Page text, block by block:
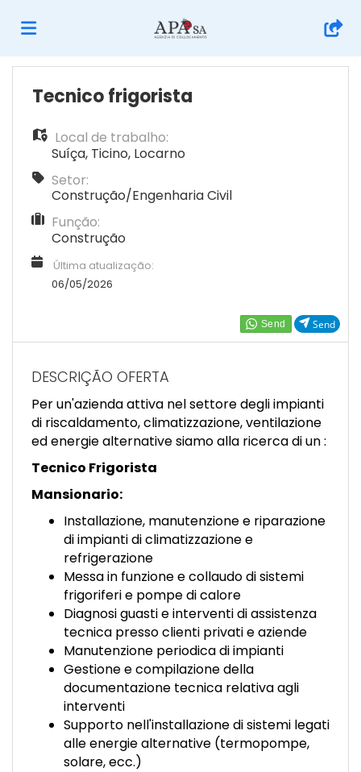
Página
inicial
Ofertas
de
emprego
Regista-
FR
IT
DE
ES
PT
Send
Tecnico frigorista
Local de trabalho:
Suíça, Ticino, Locarno
Setor:
Construção/Engenharia Civil
Função:
Construção
Última atualização:
06/05/2026
DESCRIÇÃO OFERTA
Per un'azienda attiva nel settore degli impianti
di riscaldamento, climatizzazione, ventilazione
ed energie alternative siamo alla ricerca di un :
Tecnico Frigorista
Mansionario:
Installazione, manutenzione e riparazione
di impianti di climatizzazione e
refrigerazione
Messa in funzione e collaudo di sistemi
frigoriferi e pompe di calore
Diagnosi guasti e interventi di assistenza
tecnica presso clienti privati e aziende
Manutenzione periodica di impianti
Gestione e compilazione della
documentazione tecnica relativa agli
interventi
Supporto nell'installazione di sistemi legati
alle energie alternative (termopompe,
solare, ecc.)